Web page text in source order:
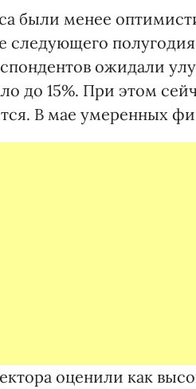
были менее
следующего
ожидали
до 15%. При этом
В мае умеренных
оценили как